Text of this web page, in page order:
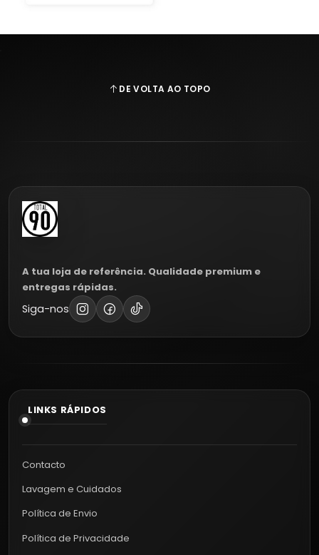
DE VOLTA AO TOPO
A tua loja de referência. Qualidade premium e
entregas rápidas.
Siga-nos
LINKS RÁPIDOS
Contacto
Lavagem e Cuidados
Política de Envio
Política de Privacidade